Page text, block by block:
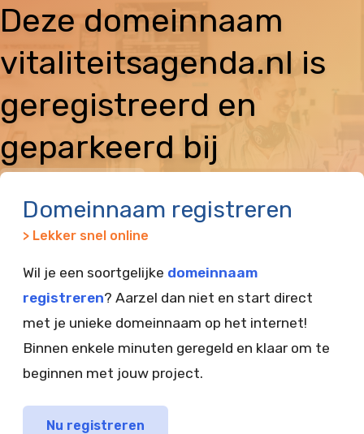
Deze domeinnaam
vitaliteitsagenda.nl is
geregistreerd en
geparkeerd bij
Domeinnaam registreren
> Lekker snel online
Wil je een soortgelijke domeinnaam
registreren? Aarzel dan niet en start direct
met je unieke domeinnaam op het internet!
Binnen enkele minuten geregeld en klaar om te
beginnen met jouw project.
Nu registreren